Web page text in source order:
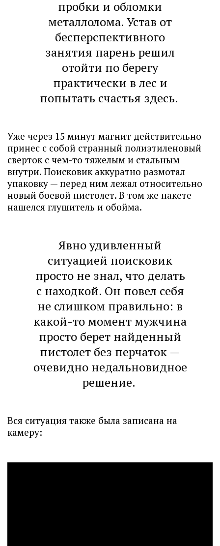
пробки и обломки
металлолома. Устав от
бесперспективного
занятия парень решил
отойти по берегу
практически в лес и
попытать счастья здесь.
Уже через 15 минут магнит действительно
принес с собой странный полиэтиленовый
сверток с чем-то тяжелым и стальным
внутри. Поисковик аккуратно размотал
упаковку — перед ним лежал относительно
новый боевой пистолет. В том же пакете
нашелся глушитель и обойма.
Явно удивленный
ситуацией поисковик
просто не знал, что делать
с находкой. Он повел себя
не слишком правильно: в
какой-то момент мужчина
просто берет найденный
пистолет без перчаток —
очевидно недальновидное
решение.
Вся ситуация также была записана на
камеру: